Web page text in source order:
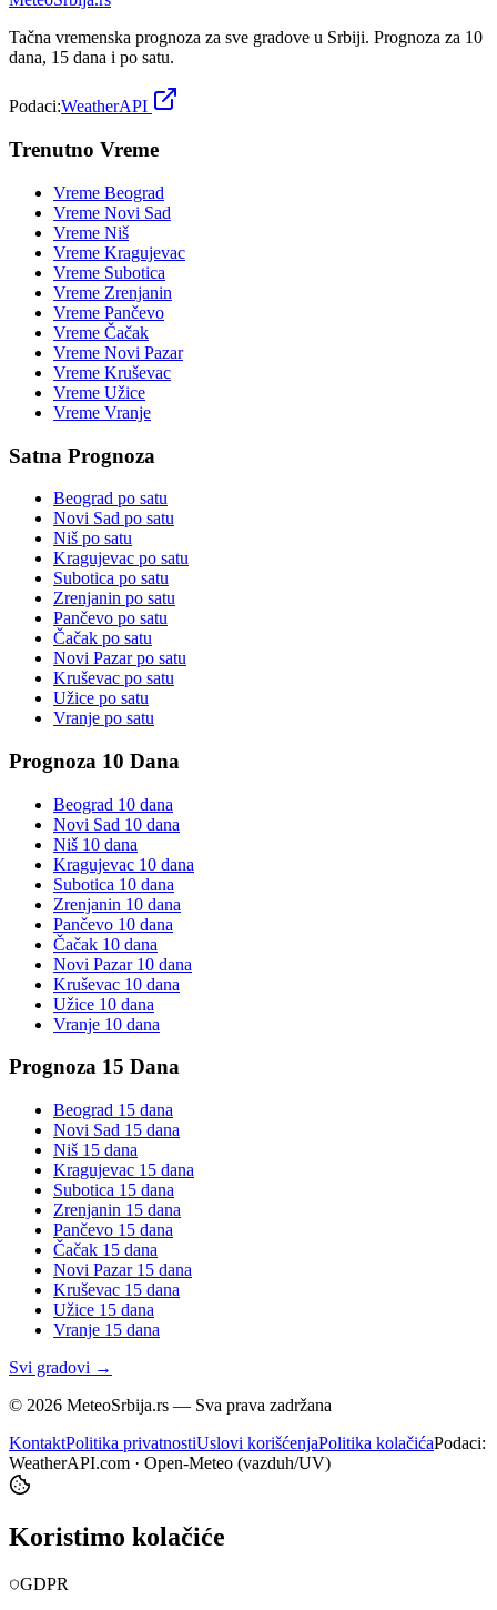
Tačna vremenska prognoza za sve gradove u Srbiji. Prognoza za 10
dana, 15 dana i po satu.
Podaci:WeatherAPI
Trenutno Vreme
Vreme Beograd
Vreme Novi Sad
Vreme Niš
Vreme Kragujevac
Vreme Subotica
Vreme Zrenjanin
Vreme Pančevo
Vreme Čačak
Vreme Novi Pazar
Vreme Kruševac
Vreme Užice
Vreme Vranje
Satna Prognoza
Beograd po satu
Novi Sad po satu
Niš po satu
Kragujevac po satu
Subotica po satu
Zrenjanin po satu
Pančevo po satu
Čačak po satu
Novi Pazarpo satu
Kruševac po satu
Užice po satu
Vranje po satu
Prognoza 10 Dana
Beograd 10 dana
Novi Sad 10 dana
Niš 10 dana
Kragujevac 10 dana
Subotica 10 dana
Zrenjanin 10 dana
Pančevo 10 dana
Čačak 10 dana
Novi Pazar10 dana
Kruševac 10 dana
Užice 10 dana
Vranje 10 dana
Prognoza 15 Dana
Beograd 15 dana
Novi Sad 15 dana
Niš 15 dana
Kragujevac 15 dana
Subotica 15 dana
Zrenjanin 15 dana
Pančevo 15 dana
Čačak 15 dana
Novi Pazar15 dana
Kruševac 15 dana
Užice 15 dana
Vranje 15 dana
Svi gradovi →
© 2026 MeteoSrbija.rs — Sva prava zadržana
KontaktPolitika privatnostiUslovi korišćenjaPolitika kolačićaPodaci:
WeatherAPI.com · Open-Meteo (vazduh/UV)
Koristimo kolačiće
GDPR